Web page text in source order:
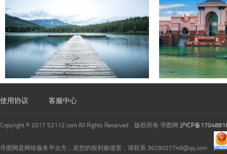
使用协议 客服中心
Copyright © 2017 52112.com All Rights Reserved 版权所有·寻图网 沪ICP备
寻图网是网络服务平台方，若您的权利被侵害，请联系 3629027749@qq.com